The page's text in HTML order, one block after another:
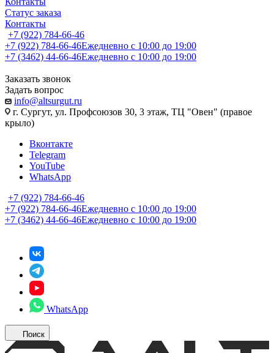
Статус заказа
Контакты
+7 (922) 784-66-46
+7 (922) 784-66-46Ежедневно с 10:00 до 19:00
+7 (3462) 44-66-46Ежедневно с 10:00 до 19:00
Заказать звонок
Задать вопрос
info@altsurgut.ru
г. Сургут, ул. Профсоюзов 30, 3 этаж, ТЦ "Овен" (правое
крыло)
Вконтакте
Telegram
YouTube
WhatsApp
+7 (922) 784-66-46
+7 (922) 784-66-46Ежедневно с 10:00 до 19:00
+7 (3462) 44-66-46Ежедневно с 10:00 до 19:00
WhatsApp
Поиск